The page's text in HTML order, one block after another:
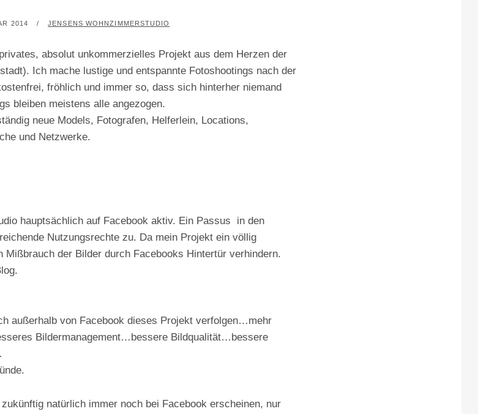
2014 BY
JENSENS WOHNZIMMERSTUDIO
absolut unkommerzielles Projekt aus dem Herzen der
Ich mache lustige und entspannte Fotoshootings nach der
fröhlich und immer so, dass sich hinterher niemand
bleiben meistens alle angezogen.
neue Models, Fotografen, Helferlein, Locations,
und Netzwerke.
hauptsächlich auf Facebook aktiv. Ein Passus in den
Nutzungsrechte zu. Da mein Projekt ein völlig
der Bilder durch Facebooks Hintertür verhindern.
außerhalb von Facebook dieses Projekt verfolgen…mehr
Bildermanagement…bessere Bildqualität…bessere
natürlich immer noch bei Facebook erscheinen, nur